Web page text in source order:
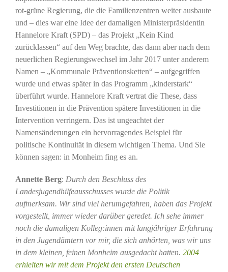
rot-grüne Regierung, die die Familienzentren weiter ausbaute
und – dies war eine Idee der damaligen Ministerpräsidentin
Hannelore Kraft (SPD) – das Projekt „Kein Kind
zurücklassen“ auf den Weg brachte, das dann aber nach dem
neuerlichen Regierungswechsel im Jahr 2017 unter anderem
Namen – „Kommunale Präventionsketten“ – aufgegriffen
wurde und etwas später in das Programm „kinderstark“
überführt wurde. Hannelore Kraft vertrat die These, dass
Investitionen in die Prävention spätere Investitionen in die
Intervention verringern. Das ist ungeachtet der
Namensänderungen ein hervorragendes Beispiel für
politische Kontinuität in diesem wichtigen Thema. Und Sie
können sagen: in Monheim fing es an.
Annette Berg: Durch den Beschluss des
Landesjugendhilfeausschusses wurde die Politik
aufmerksam. Wir sind viel herumgefahren, haben das Projekt
vorgestellt, immer wieder darüber geredet. Ich sehe immer
noch die damaligen Kolleg:innen mit langjähriger Erfahrung
in den Jugendämtern vor mir, die sich anhörten, was wir uns
in dem kleinen, feinen Monheim ausgedacht hatten. 2004
erhielten wir mit dem Projekt den ersten Deutschen